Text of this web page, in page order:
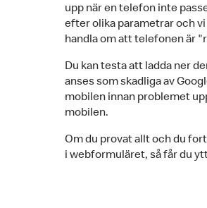
upp när en telefon inte
efter olika parametrar och
handla om att telefonen är
Du kan testa att ladda ner
anses som skadliga av
mobilen innan problemet
mobilen.
Om du provat allt och du
i webformuläret, så får du